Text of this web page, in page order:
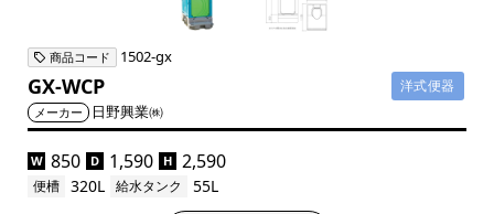
商品コード 1502-gx
GX-WCP 洋式便器
メーカー 日野興業㈱
W 850 D 1,590 H 2,590
便槽 320L 給水タンク 55L